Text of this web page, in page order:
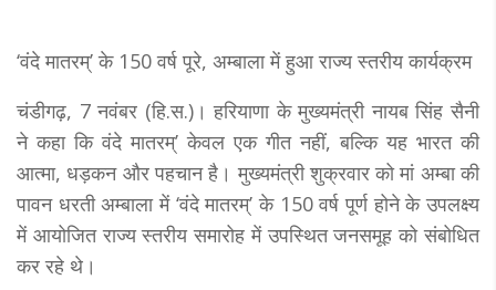
‘वंदे मातरम्’ के 150 वर्ष पूरे, अम्बाला में हुआ राज्य स्तरीय कार्यक्रम
चंडीगढ़, 7 नवंबर (हि.स.)। हरियाणा के मुख्यमंत्री नायब सिंह सैनी
ने कहा कि वंदे मातरम्’ केवल एक गीत नहीं, बल्कि यह भारत की
आत्मा, धड़कन और पहचान है। मुख्यमंत्री शुक्रवार को मां अम्बा की
पावन धरती अम्बाला में ‘वंदे मातरम्’ के 150 वर्ष पूर्ण होने के उपलक्ष्य
में आयोजित राज्य स्तरीय समारोह में उपस्थित जनसमूह को संबोधित
कर रहे थे।